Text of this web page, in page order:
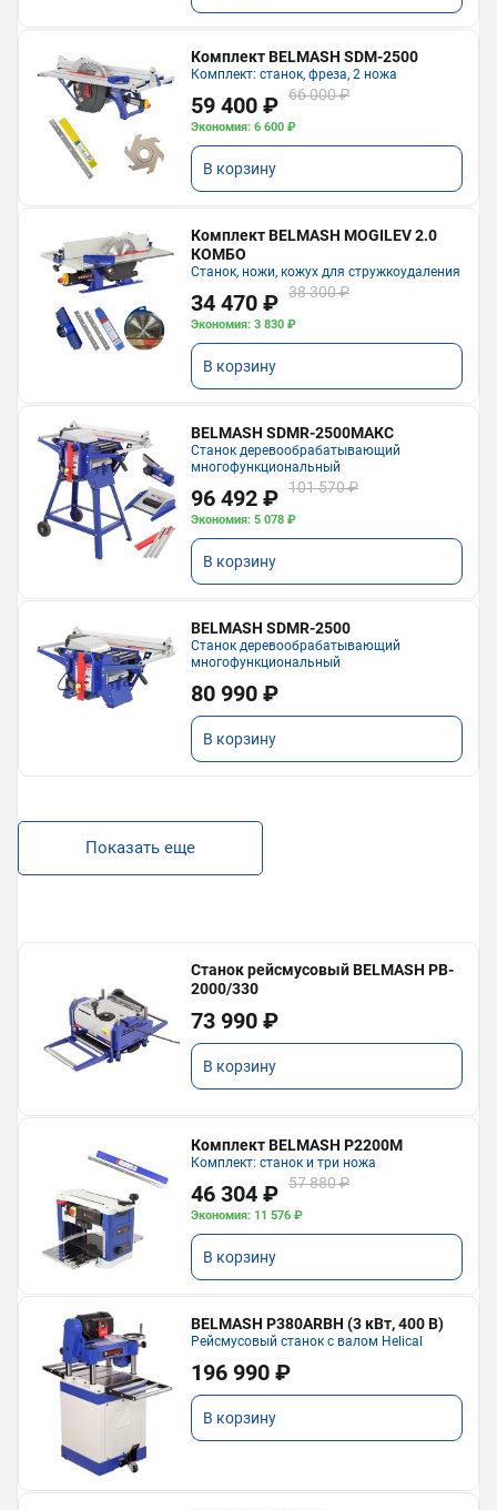
Комплект BELMASH SDM-2500
Комплект: станок, фреза, 2 ножа
59 400 ₽ 66 000 ₽
Экономия: 6 600 ₽
В корзину
Комплект BELMASH MOGILEV 2.0
КОМБО
Станок, ножи, кожух для стружкоудаления
34 470 ₽ 38 300 ₽
Экономия: 3 830 ₽
В корзину
BELMASH SDMR-2500МАКС
Станок деревообрабатывающий
многофункциональный
96 492 ₽ 101 570 ₽
Экономия: 5 078 ₽
В корзину
BELMASH SDMR-2500
Станок деревообрабатывающий
многофункциональный
80 990 ₽
В корзину
Показать еще
Станок рейсмусовый BELMASH PB-
2000/330
73 990 ₽
В корзину
Комплект BELMASH P2200M
Комплект: станок и три ножа
46 304 ₽ 57 880 ₽
Экономия: 11 576 ₽
В корзину
BELMASH P380ARBH (3 кВт, 400 В)
Рейсмусовый станок с валом Helical
196 990 ₽
В корзину